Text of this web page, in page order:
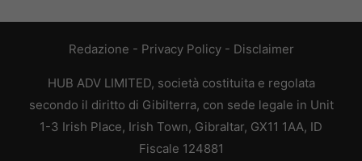
Redazione - Privacy Policy- Disclaimer
HUB ADV LIMITED, società costituita e regolata
secondo il diritto di Gibilterra, con sede legale in Unit
1-3 Irish Place, Irish Town, Gibraltar, GX11 1AA, ID
Fiscale 124881